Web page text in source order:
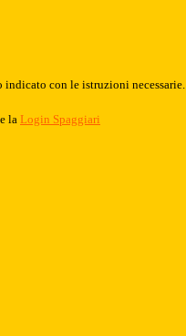
con le istruzioni necessarie.
la Login Spaggiari